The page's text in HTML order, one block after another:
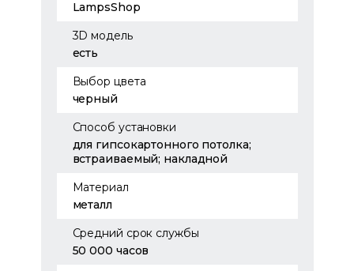
LampsShop
3D модель
есть
Выбор цвета
черный
Способ установки
для гипсокартонного потолка;
встраиваемый; накладной
Материал
металл
Средний срок службы
50 000 часов